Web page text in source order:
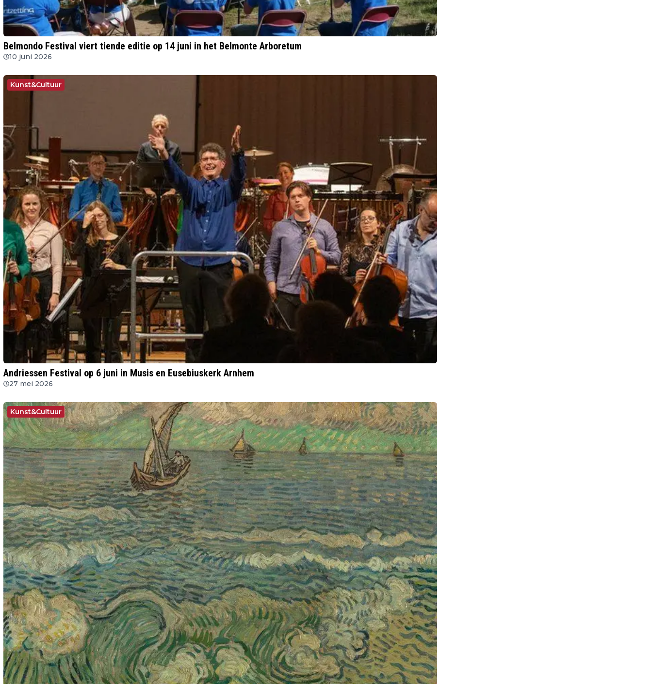
Belmondo Festival viert tiende editie op 14 juni in het Belmonte Arboretum
10 juni 2026
Kunst&Cultuur
Andriessen Festival op 6 juni in Musis en Eusebiuskerk Arnhem
27 mei 2026
Kunst&Cultuur